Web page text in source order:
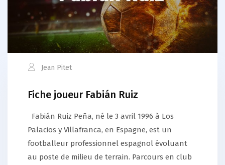
Jean Pitet
Fiche joueur Fabián Ruiz
Fabián Ruiz Peña, né le 3 avril 1996 à Los
Palacios y Villafranca, en Espagne, est un
footballeur professionnel espagnol évoluant
au poste de milieu de terrain. Parcours en club